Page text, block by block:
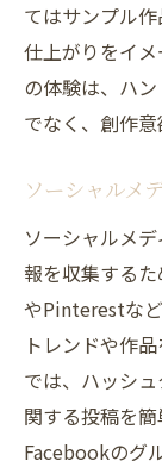
てはサンプル
仕上がりをイ
の体験は、ハ
でなく、創作意
ソーシャルメ
ソーシャルメ
報を収集する
やPinterestな
トレンドや作
では、ハッシ
関する投稿を簡
Facebookのグ